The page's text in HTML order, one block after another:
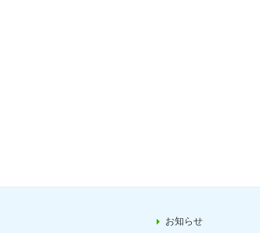
お知らせ